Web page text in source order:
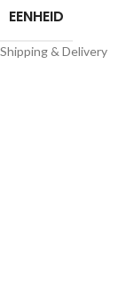
EENHEID
Shipping & Delivery